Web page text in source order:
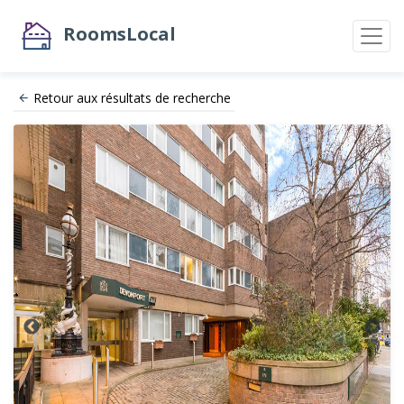
RoomsLocal
Retour aux résultats de recherche